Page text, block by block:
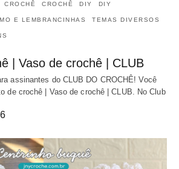
CROCHÊ CROCHÊ DIY DIY
E LEMBRANCINHAS TEMAS DIVERSOS
| Vaso de crochê | CLUB
assinantes do CLUB DO CROCHÊ! Você
de crochê | Vaso de crochê | CLUB. No Club